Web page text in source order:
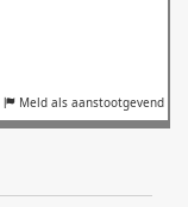
Meld als aanstootgevend